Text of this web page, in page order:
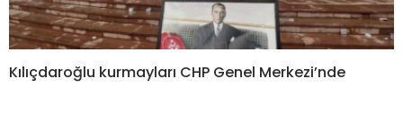
Kılıçdaroğlu kurmayları CHP Genel Merkezi’nde